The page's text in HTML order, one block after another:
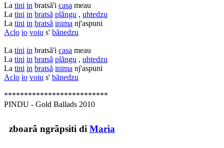
La tini in bratsã'i casa meau
La tini in bratsã plãngu , uhtedzu
La tini in bratsã inima nj'aspuni
Aclo io voiu s' bãnedzu
La tini in bratsã'i casa meau
La tini in bratsã plãngu , uhtedzu
La tini in bratsã inima nj'aspuni
Aclo io voiu s' bãnedzu
**************************
PINDU - Gold Ballads 2010
zboarã ngrãpsiti di Maria